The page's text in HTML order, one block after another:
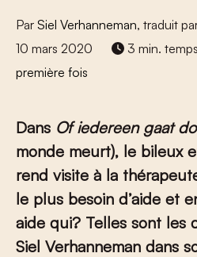
Par Siel Verhanneman, traduit
10 mars 2020
3 min.
première fois
Dans Of iedereen gaat
monde meurt), le bileux
rend visite à la
le plus besoin d’aide et
aide qui? Telles sont les
Siel Verhanneman dans